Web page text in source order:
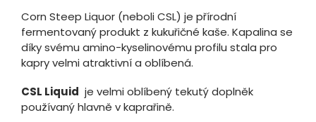
Corn Steep Liquor (neboli CSL) je přírodní
fermentovaný produkt z kukuřičné kaše. Kapalina se
díky svému amino-kyselinovému profilu stala pro
kapry velmi atraktivní a oblíbená.
CSL Liquid je velmi oblíbený tekutý doplněk
používaný hlavně v kaprařině.